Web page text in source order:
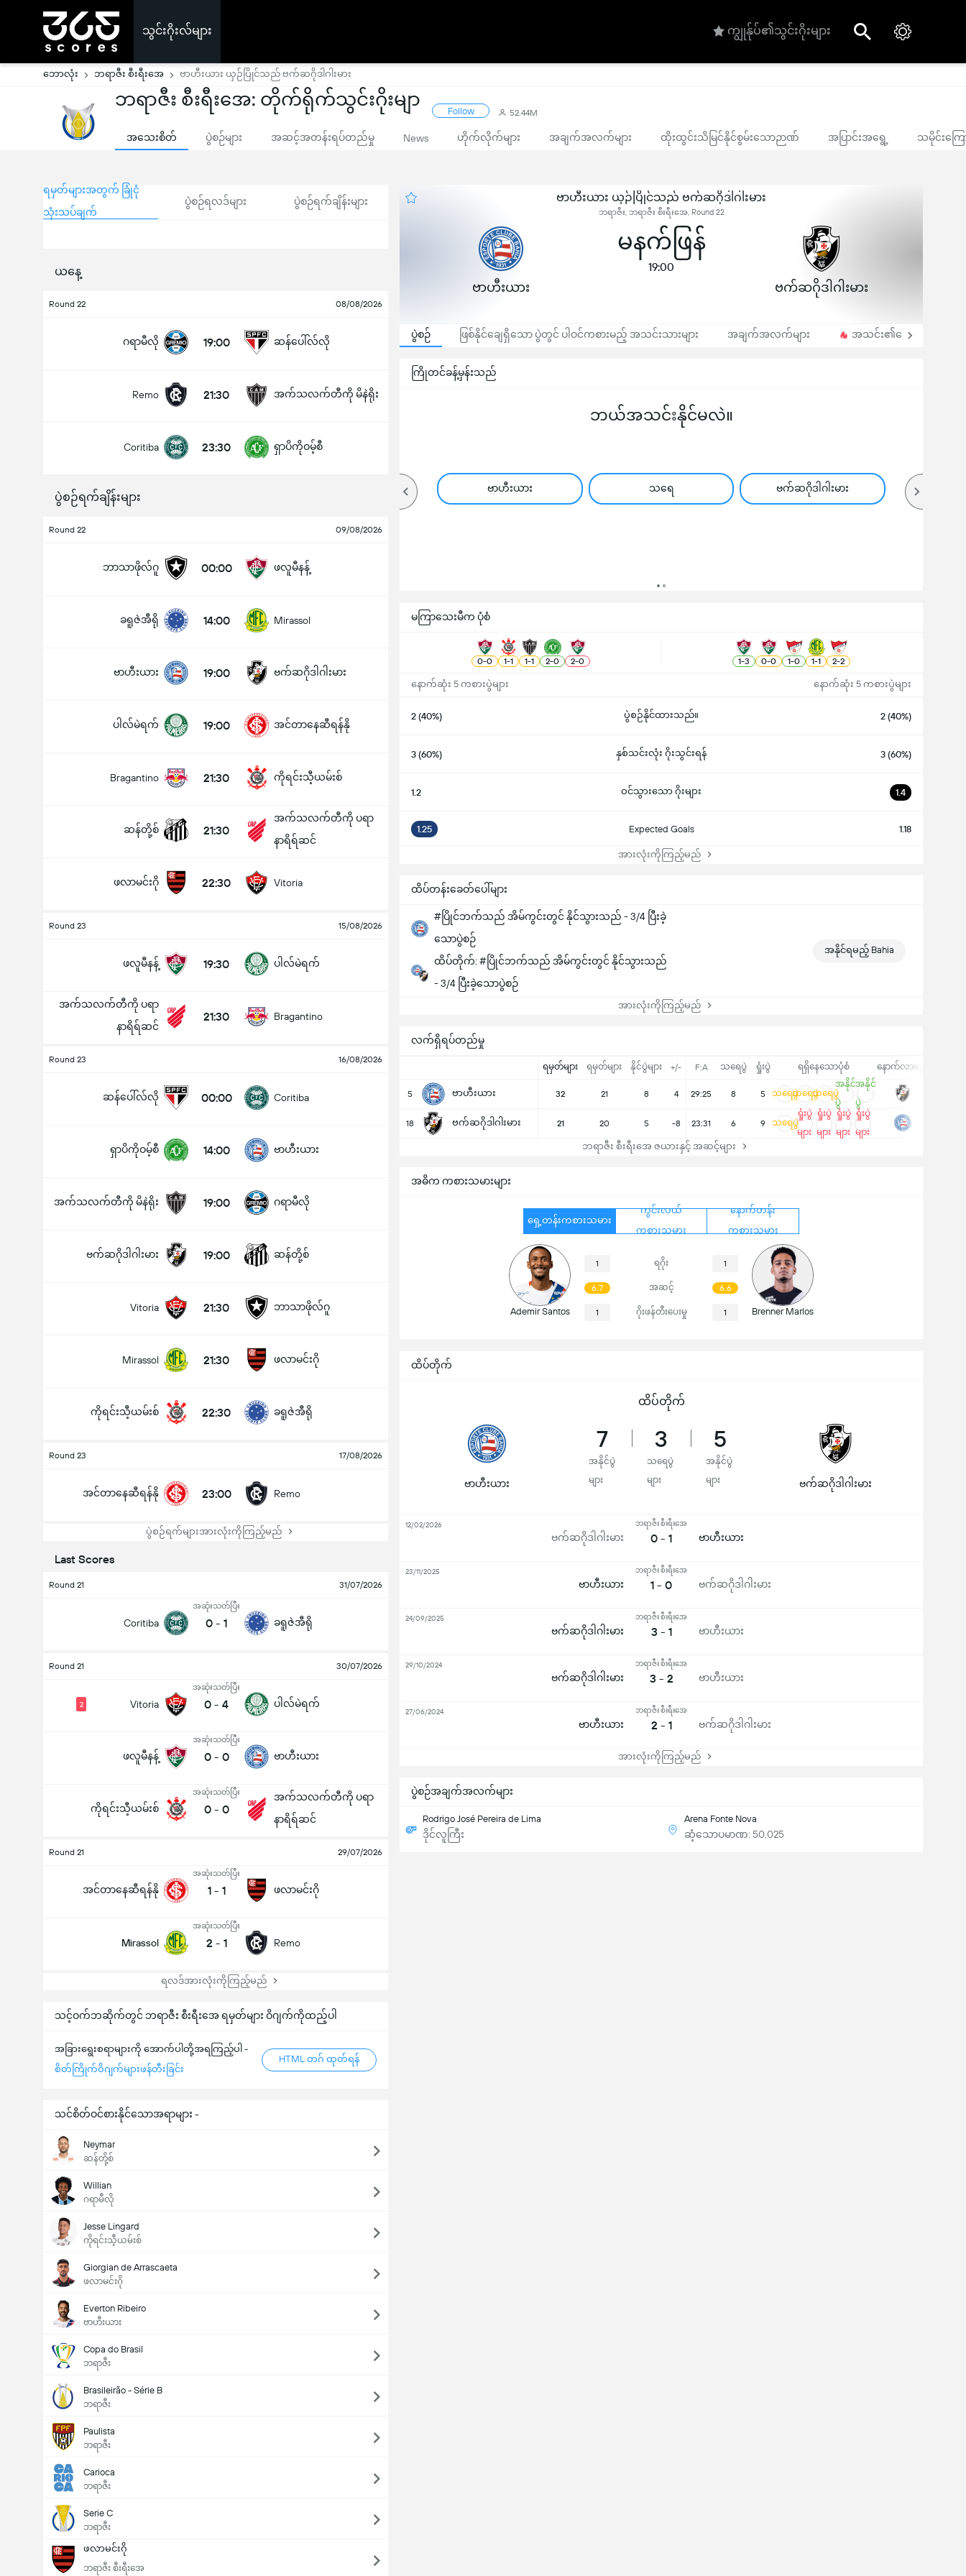
သွင်းဂိုးလ်များ ကျွုန်ုပ်၏သွင်းဂိုးများ
ဘောလုံး ဘရာဇီး စီးရီးအေ ဗာဟီးယား ယှဉ်ပြိုင်သည် ဗက်ဆဂိုဒါဂါးမား
ဘရာဇီး စီးရီးအေ: တိုက်ရိုက်သွင်းဂိုးမျာ
Follow 52.44M
အသေးစိတ် ပွဲစဉ်များ အဆင့်အတန်းရပ်တည်မှု News ဟိုက်လိုက်များ အချက်အလက်များ ထိုးထွင်းသိမြင်နိုင်စွမ်းသောဉာဏ် အပြာင်းအရွေ့ သမိုင်းကြေ
ရမှတ်များအတွက် ခြုံငုံ
သုံးသပ်ချက်
ပွဲစဉ်ရလဒ်များ ပွဲစဉ်ရက်ချိန်းများ
ယနေ့
Round 22 08/08/2026
ဂရာမီလို 19:00 ဆန်ပေါ်လ်လို
Remo 21:30 အက်သလက်တီကို မိနဲရိုး
Coritiba 23:30 ရှာပိကိုဝမ့်စီ
ပွဲစဉ်ရက်ချိန်းများ
Round 22 09/08/2026
ဘာသာဖိုလ်ဂူ 00:00 ဖလူမီနန့်
ခရူဇဲအီရို 14:00 Mirassol
ဗာဟီးယား 19:00 ဗက်ဆဂိုဒါဂါးမား
ပါလ်မဲရက် 19:00 အင်တာနေဆီရန်နို
Bragantino 21:30 ကိုရင်းသီ့ယမ်းစ်
ဆန်တို့စ် 21:30
အက်သလက်တီကို ပရာ
နာရိရ်ဆင်
ဖလာမင်းဂို 22:30 Vitoria
Round 23 15/08/2026
ဖလူမီနန့် 19:30 ပါလ်မဲရက်
အက်သလက်တီကို ပရာ
နာရိရ်ဆင်
21:30 Bragantino
Round 23 16/08/2026
ဆန်ပေါ်လ်လို 00:00 Coritiba
ရှာပိကိုဝမ့်စီ 14:00 ဗာဟီးယား
အက်သလက်တီကို မိနဲရိုး 19:00 ဂရာမီလို
ဗက်ဆဂိုဒါဂါးမား 19:00 ဆန်တို့စ်
Vitoria 21:30 ဘာသာဖိုလ်ဂူ
Mirassol 21:30 ဖလာမင်းဂို
ကိုရင်းသီ့ယမ်းစ် 22:30 ခရူဇဲအီရို
Round 23 17/08/2026
အင်တာနေဆီရန်နို 23:00 Remo
ပွဲစဉ်ရက်များအားလုံးကိုကြည့်မည်
Last Scores
Round 21 31/07/2026
Coritiba
အဆုံးသတ်ပြီး
0 - 1 ခရူဇဲအီရို
Round 21 30/07/2026
Vitoria
2
အဆုံးသတ်ပြီး
0 - 4 ပါလ်မဲရက်
ဖလူမီနန့်
အဆုံးသတ်ပြီး
0 - 0 ဗာဟီးယား
ကိုရင်းသီ့ယမ်းစ်
အဆုံးသတ်ပြီး
0 - 0
အက်သလက်တီကို ပရာ
နာရိရ်ဆင်
Round 21 29/07/2026
အင်တာနေဆီရန်နို
အဆုံးသတ်ပြီး
1 - 1 ဖလာမင်းဂို
Mirassol
အဆုံးသတ်ပြီး
2 - 1 Remo
ရလဒ်အားလုံးကိုကြည့်မည်
သင့်ဝက်ဘဆိုက်တွင် ဘရာဇီး စီးရီးအေ ရမှတ်များ ဝိဂျက်ကိုထည့်ပါ
အခြားရွေးစရာများကို အောက်ပါတို့အရကြည့်ပါ -
စိတ်ကြိုက်ဝိဂျက်များဖန်တီးခြင်း
HTML တဂ် ထုတ်ရန်
သင်စိတ်ဝင်စားနိုင်သောအရာများ -
Neymar
ဆန်တို့စ်
Willian
ဂရာမီလို
Jesse Lingard
ကိုရင်းသီ့ယမ်းစ်
Giorgian de Arrascaeta
ဖလာမင်းဂို
Everton Ribeiro
ဗာဟီးယား
Copa do Brasil
ဘရာဇီး
Brasileirão - Série B
ဘရာဇီး
Paulista
ဘရာဇီး
Carioca
ဘရာဇီး
Serie C
ဘရာဇီး
ဖလာမင်းဂို
ဘရာဇီး စီးရီးအေ
ဗာဟီးယား ယှဉ်ပြိုင်သည် ဗက်ဆဂိုဒါဂါးမား
ဘရာဇီး, ဘရာဇီး စီးရီးအေ, Round 22
ဗာဟီးယား
မနက်ဖြန်
19:00
ဗက်ဆဂိုဒါဂါးမား
ပွဲစဉ် ဖြစ်နိုင်ချေရှိသော ပွဲတွင် ပါဝင်ကစားမည့် အသင်းသားများ အချက်အလက်များ အသင်း၏အောင်နိုင်သည့်
ကြိုတင်ခန့်မှန်းသည်
ဘယ်အသင်းနိုင်မလဲ။
ဗာဟီးယား သရေ ဗက်ဆဂိုဒါဂါးမား
အောက်
မကြာသေးမီက ပုံစံ
0-0 1-1 1-1 2-0 2-0 1-3 0-0 1-0 1-1 2-2
နောက်ဆုံး 5 ကစားပွဲများ နောက်ဆုံး 5 ကစားပွဲများ
2 (40%) ပွဲစဉ်နိုင်ထားသည်။ 2 (40%)
3 (60%) နှစ်သင်းလုံး ဂိုးသွင်းရန် 3 (60%)
1.2 ဝင်သွားသော ဂိုးများ 1.4
1.25 Expected Goals 1.18
အားလုံးကိုကြည့်မည်
ထိပ်တန်းခေတ်ပေါ်များ
#ပြိုင်ဘက်သည် အိမ်ကွင်းတွင် နိုင်သွားသည် - 3/4 ပြီးခဲ့
သောပွဲစဉ်
ထိပ်တိုက်: #ပြိုင်ဘက်သည် အိမ်ကွင်းတွင် နိုင်သွားသည်
- 3/4 ပြီးခဲ့သောပွဲစဉ်
အနိုင်ရမည့် Bahia
အားလုံးကိုကြည့်မည်
လက်ရှိရပ်တည်မှု
ရမှတ်များ ရမှတ်များ နိုင်ပွဲများ +/- F:A သရေပွဲ ရှုံးပွဲ ရရှိနေသောပုံစံ နောက်လာမည့်
5 ဗာဟီးယား 32 21 8 4 29:25 8 5 သရေပွဲသရေပွဲသရေပွဲ
အနိုင်
ပွဲ
အနိုင်
ပွဲ
18 ဗက်ဆဂိုဒါဂါးမား 21 20 5 -8 23:31 6 9 သရေပွဲ
ရှုံးပွဲ
များ
ရှုံးပွဲ
များ
ရှုံးပွဲ
များ
ရှုံးပွဲ
များ
ဘရာဇီး စီးရီးအေ ဇယားနှင့် အဆင့်များ
အဓိက ကစားသမားများ
ရှေ့တန်းကစားသမား
ကွင်းလယ်
ကစားသမား
နောက်တန်း
ကစားသမား
Ademir Santos
1 ရဂိုး 1
6.7 အဆင့် 6.6
1 ဂိုးဖန်တီးပေးမှု 1 Brenner Marlos
ပွဲစဉ်အချက်အလက်များ
Rodrigo José Pereira de Lima
ဒိုင်လူကြီး
Arena Fonte Nova
ဆံ့သောပမာဏ: 50,025
ထိပ်တိုက်
ထိပ်တိုက်
ဗာဟီးယား
7
အနိုင်ပွဲ
များ
3
သရေပွဲ
များ
5
အနိုင်ပွဲ
များ
ဗက်ဆဂိုဒါဂါးမား
ဗက်ဆဂိုဒါဂါးမား
ဘရာဇီး စီးရီးအေ
0 - 1 ဗာဟီးယား
12/02/2026
ဗာဟီးယား
ဘရာဇီး စီးရီးအေ
1 - 0 ဗက်ဆဂိုဒါဂါးမား
23/11/2025
ဗက်ဆဂိုဒါဂါးမား
ဘရာဇီး စီးရီးအေ
3 - 1 ဗာဟီးယား
24/09/2025
ဗက်ဆဂိုဒါဂါးမား
ဘရာဇီး စီးရီးအေ
3 - 2 ဗာဟီးယား
29/10/2024
ဗာဟီးယား
ဘရာဇီး စီးရီးအေ
2 - 1 ဗက်ဆဂိုဒါဂါးမား
27/06/2024
အားလုံးကိုကြည့်မည်